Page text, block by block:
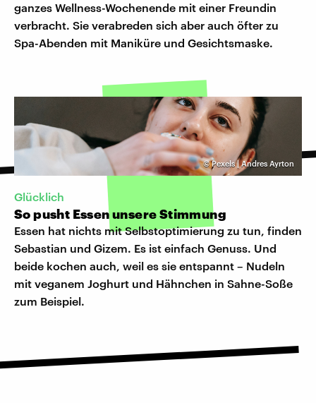
ganzes Wellness-Wochenende mit einer Freundin
verbracht. Sie verabreden sich aber auch öfter zu
Spa-Abenden mit Maniküre und Gesichtsmaske.
©Pexels | Andres Ayrton
Glücklich
So pusht Essen unsere Stimmung
Essen hat nichts mit Selbstoptimierung zu tun, finden
Sebastian und Gizem. Es ist einfach Genuss. Und
beide kochen auch, weil es sie entspannt – Nudeln
mit veganem Joghurt und Hähnchen in Sahne-Soße
zum Beispiel.